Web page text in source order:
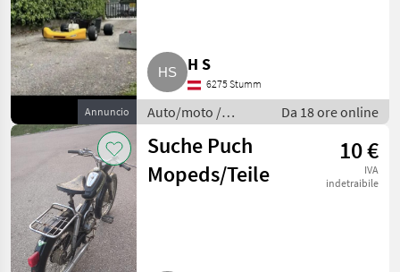
Annuncio
H S
6275 Stumm
Auto/moto /
Berline
Da 18 ore online
Suche Puch
Mopeds/Teile
10 €
IVA
indetraibile